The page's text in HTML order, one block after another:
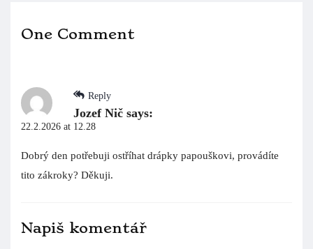
One Comment
Reply
Jozef Nič says:
22.2.2026 at 12.28
Dobrý den potřebuji ostříhat drápky papouškovi, provádíte
tito zákroky? Děkuji.
Napiš komentář